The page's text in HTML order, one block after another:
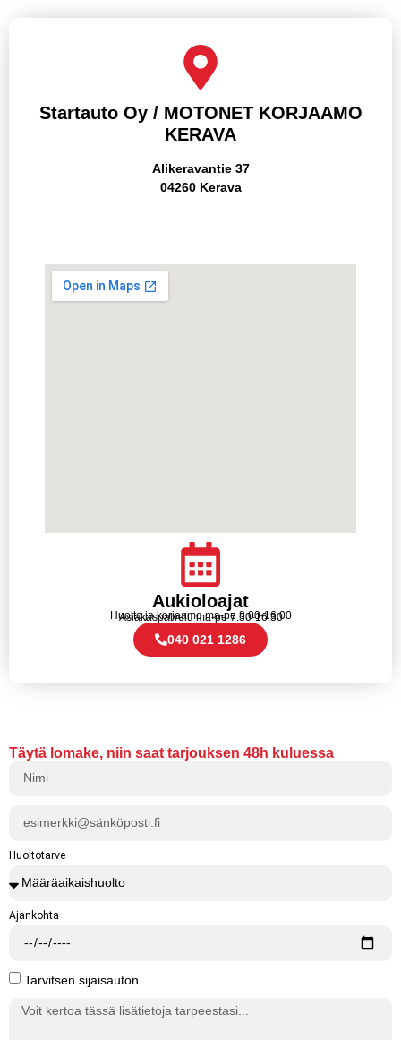
Startauto Oy / MOTONET KORJAAMO
KERAVA
Alikeravantie 37
04260 Kerava
Aukioloajat
Huolto ja korjaamo ma-pe 8.00-16.00
Asiakaspalvelu ma-pe 7.30-16.30
040 021 1286
Täytä lomake, niin saat tarjouksen 48h kuluessa
Huoltotarve
Ajankohta
Tarvitsen sijaisauton